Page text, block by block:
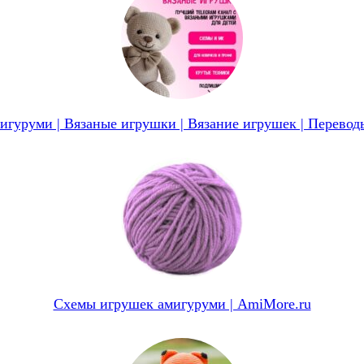
| Вязаные игрушки | Вязание игрушек |
Схемы игрушек амигуруми | AmiMore.ru